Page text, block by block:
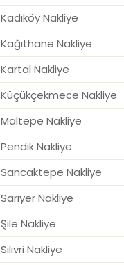
Kadıköy Nakliye
Kağıthane Nakliye
Kartal Nakliye
Küçükçekmece Nakliye
Maltepe Nakliye
Pendik Nakliye
Sancaktepe Nakliye
Sarıyer Nakliye
Şile Nakliye
Silivri Nakliye